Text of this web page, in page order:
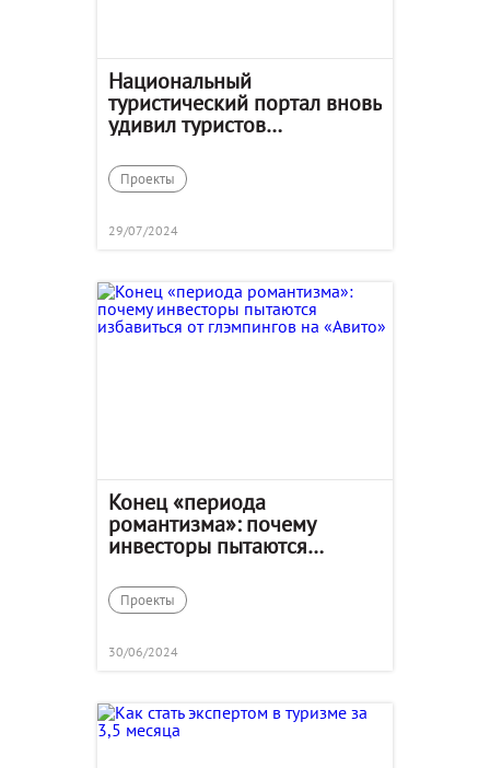
Национальный
туристический портал вновь
удивил туристов
Проекты
29/07/2024
Конец «периода
романтизма»: почему
инвесторы пытаются
на «Авито»
Проекты
30/06/2024